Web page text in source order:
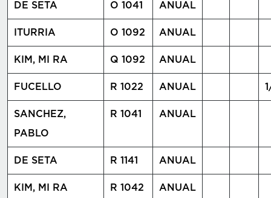
DE SETA O 1041 ANUAL
ITURRIA O 1092 ANUAL
KIM, MI RA Q 1092 ANUAL
FUCELLO R 1022 ANUAL
SANCHEZ,
PABLO
R 1041 ANUAL
DE SETA R 1141 ANUAL
KIM, MI RA R 1042 ANUAL